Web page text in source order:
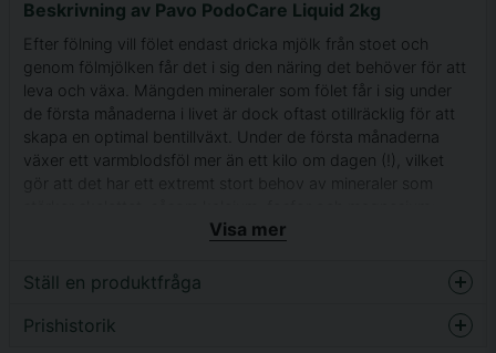
Beskrivning av Pavo PodoCare Liquid 2kg
Efter fölning vill fölet endast dricka mjölk från stoet och
genom fölmjölken får det i sig den näring det behöver för att
leva och växa. Mängden mineraler som fölet får i sig under
de första månaderna i livet är dock oftast otillräcklig för att
skapa en optimal bentillväxt. Under de första månaderna
växer ett varmblodsföl mer än ett kilo om dagen (!), vilket
gör att det har ett extremt stort behov av mineraler som
mycket mer än vad de kan tillgodose sig från stoets mjölk.
tillsätta dessa mineraler.
Fölpasta för god bentillväxt
Visa mer
Ställ en produktfråga
question
Prishistorik